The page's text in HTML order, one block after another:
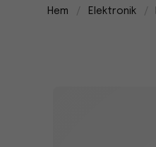
Hem Elektronik